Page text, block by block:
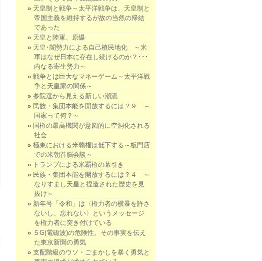
天皇制と戦争～太平洋戦争は、天皇制と
帝国主義を維持するが故の当然の帰結
であった
天皇と陸軍、原爆
天皇･闇勢力による自己植民地化 ～米
軍はなぜ日本に存在し続けるのか？･･･
内なる寄生勢力～
戦争とは巨大なマネーゲーム～太平洋戦
争と天皇家の関係～
参院選から見える新しい潮流
民族・集団本能を開放するには？９ ～
国家って何？～
国権の最高機関が意図的に空洞化される
社会
極東における米覇権は低下する～板門店
での米朝首脳会談～
トランプによる米覇権の幕引き
民族・集団本能を開放するには？４ ～
なりすまし天皇と捏造された歴史を見
抜け～
新年号「令和」は〈権力者の横暴を許さ
ないし、忘れない〉というメッセージ
を権力者に突き付けている
５G(電磁波)の危険性。その事実を伝え
た東京新聞の勇気
支配階級のウソ・ごまかしを暴く勇気と